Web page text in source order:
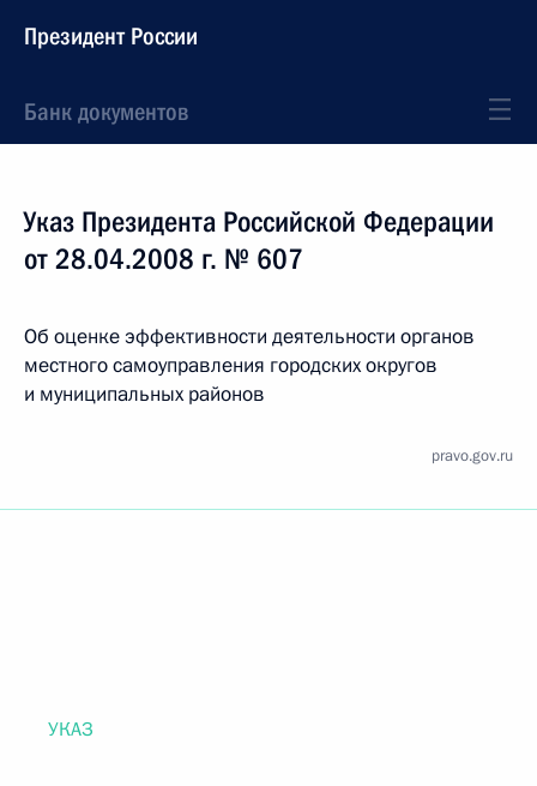
Президент России
Банк документов
Указ Президента Российской Федерации
от 28.04.2008 г. № 607
Об оценке эффективности деятельности органов
местного самоуправления городских округов
и муниципальных районов
pravo.gov.ru
УКАЗ